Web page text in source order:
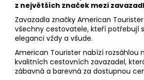
z největších značek mezi
Zavazadla značky American
všechny cestovatele, kteří potřebují
eleganci vždy a všude.
American Tourister nabízí rozsáhlou
kvalitních cestovních zavazadel,
zábavná a barevná za dostupnou